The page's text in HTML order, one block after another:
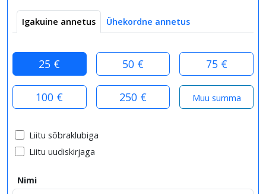
Igakuine annetus Ühekordne annetus
25 € 50 € 75 €
100 € 250 €
Liitu sõbraklubiga
Liitu uudiskirjaga
Nimi